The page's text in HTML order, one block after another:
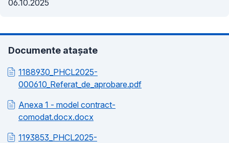
06.10.2025
Documente atașate
1188930_PHCL2025-
000610_Referat_de_aprobare.pdf
Anexa 1 - model contract-
comodat.docx.docx
1193853_PHCL2025-